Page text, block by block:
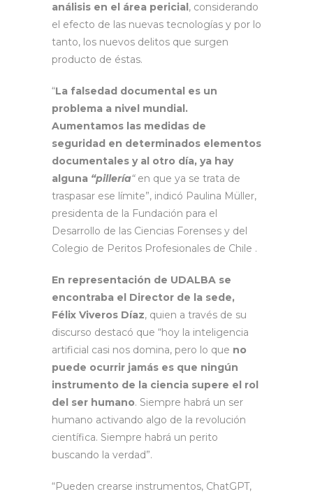
análisis en el área pericial, considerando
el efecto de las nuevas tecnologías y por lo
tanto, los nuevos delitos que surgen
producto de éstas.
“La falsedad documental es un
problema a nivel mundial.
Aumentamos las medidas de
seguridad en determinados elementos
documentales y al otro día, ya hay
alguna “pillería“en que ya se trata de
traspasar ese límite”, indicó Paulina Müller,
presidenta de la Fundación para el
Desarrollo de las Ciencias Forenses y del
Colegio de Peritos Profesionales de Chile .
En representación de UDALBA se
encontraba el Director de la sede,
Félix Viveros Díaz, quien a través de su
discurso destacó que “hoy la inteligencia
artificial casi nos domina, pero lo que no
puede ocurrir jamás es que ningún
instrumento de la ciencia supere el rol
del ser humano. Siempre habrá un ser
humano activando algo de la revolución
científica. Siempre habrá un perito
buscando la verdad”.
“Pueden crearse instrumentos, ChatGPT,